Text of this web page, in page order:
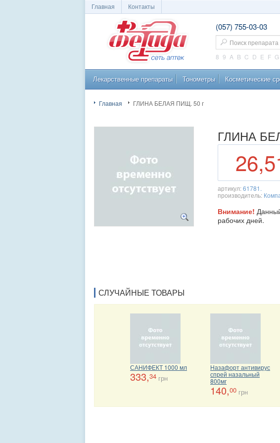
Главная ГЛИНА БЕЛАЯ ПИЩ. 50 г
ГЛИНА
артикул:61781.
производитель:
Внимание!
рабочих дней.
СЛУЧАЙНЫЕ ТОВАРЫ
САНИФЕКТ 1000 мл
333,34 грн
Назафорт антивирус
спрей назальный
800мг
140,00 грн
Сеть аптек
"Фетида"
Главная Контакты
(057) 755-03-03
Поиск
8 9 A B C D E F G
Лекарственные препараты Тонометры Косметические